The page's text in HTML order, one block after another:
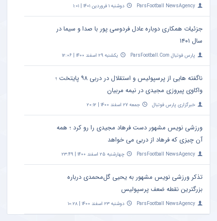
ParsFootball NewsAgency دوشنبه ۱ فروردین ۱۴۰۱ | ۱:۰۱
جزئیات همکاری دوباره عادل فردوسی‌ پور با صدا و سیما در
سال ۱۴۰۱
پارس فوتبال ParsFootball.Com یکشنبه ۲۹ اسفند ۱۴۰۰ | ۱۲:۰۶
ناگفته هایی از پرسپولیس و استقلال در دربی ۹۸ پایتخت ؛
واکاوی پیروزی مجیدی در نیمه مربیان
خبرگزاری پارس فوتبال جمعه ۲۷ اسفند ۱۴۰۰ | ۲۰:۱۲
ورزشی نویس مشهور دست فرهاد مجیدی را رو کرد ؛ همه
آن چیزی که فرهاد از دربی می خواهد
ParsFootball NewsAgency چهارشنبه ۲۵ اسفند ۱۴۰۰ | ۲۳:۴۹
تذکر ورزشی نویس مشهور به یحیی گل‌محمدی درباره
بزرگترین نقطه ضعف پرسپولیس
ParsFootball NewsAgency دوشنبه ۲۳ اسفند ۱۴۰۰ | ۱۰:۲۸